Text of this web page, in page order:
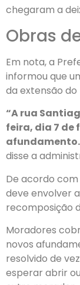
chegaram a
Obras
Em nota, a
informou que
da extensão
“A rua
feira, dia 7 de
disse a
De acordo
deve envolver
recomposição
Moradores
novos
resolvido de
esperar abrir